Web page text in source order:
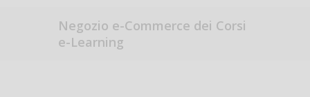
Negozio e-Commerce dei Corsi
e-Learning